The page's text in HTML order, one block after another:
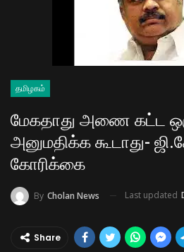
தமிழகம்
மேகதாது அணை கட்ட
அனுமதிக்க கூடாது-
கோரிக்கை
By Cholan News Last updated
Share